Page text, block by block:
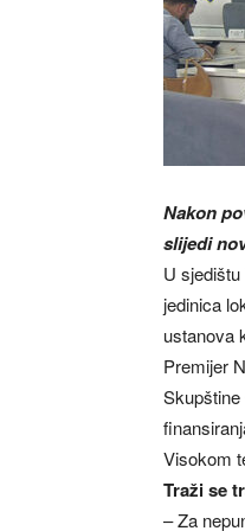
Nakon
slijedi
U
jedinica
ustanova
Premijer
Visokom
Traži se
– Za